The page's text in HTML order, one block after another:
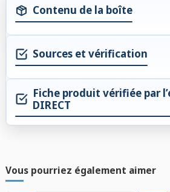
Contenu de la boîte
Sources et vérification
Fiche produit vérifiée par
DIRECT
Vous pourriez également aimer